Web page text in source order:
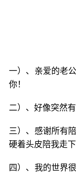
一）、亲爱的老
你！
二）、好像突然
三）、感谢所有
硬着头皮陪我走下
四）、我的世界